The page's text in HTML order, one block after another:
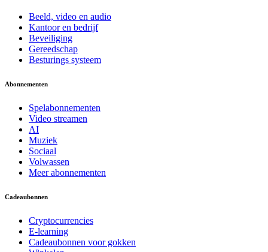
Beeld, video en audio
Kantoor en bedrijf
Beveiliging
Gereedschap
Besturings systeem
Abonnementen
Spelabonnementen
Video streamen
AI
Muziek
Sociaal
Volwassen
Meer abonnementen
Cadeaubonnen
Cryptocurrencies
E-learning
Cadeaubonnen voor gokken